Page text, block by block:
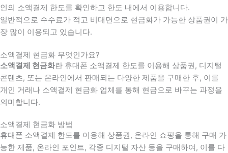
인의 소액결제 한도를 확인하고 한도 내에서 이용합니다.
일반적으로 수수료가 적고 비대면으로 현금화가 가능한 상품권이 가
장 많이 이용되고 있습니다.
소액결제 현금화 무엇인가요?
소액결제 현금화란 휴대폰 소액결제 한도를 이용해 상품권, 디지털
콘텐츠, 또는 온라인에서 판매되는 다양한 제품을 구매한 후, 이를
개인 거래나 소액결제 현금화 업체를 통해 현금으로 바꾸는 과정을
의미합니다.
소액결제 현금화 방법
휴대폰 소액결제 한도를 이용해 상품권, 온라인 쇼핑을 통해 구매 가
능한 제품, 온라인 포인트, 각종 디지털 자산 등을 구매하여, 이를 다